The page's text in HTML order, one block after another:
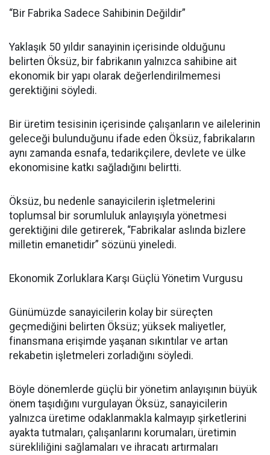
“Bir Fabrika Sadece Sahibinin Değildir”
Yaklaşık 50 yıldır sanayinin içerisinde olduğunu
belirten Öksüz, bir fabrikanın yalnızca sahibine ait
ekonomik bir yapı olarak değerlendirilmemesi
gerektiğini söyledi.
Bir üretim tesisinin içerisinde çalışanların ve ailelerinin
geleceği bulunduğunu ifade eden Öksüz, fabrikaların
aynı zamanda esnafa, tedarikçilere, devlete ve ülke
ekonomisine katkı sağladığını belirtti.
Öksüz, bu nedenle sanayicilerin işletmelerini
toplumsal bir sorumluluk anlayışıyla yönetmesi
gerektiğini dile getirerek, “Fabrikalar aslında bizlere
milletin emanetidir” sözünü yineledi.
Ekonomik Zorluklara Karşı Güçlü Yönetim Vurgusu
Günümüzde sanayicilerin kolay bir süreçten
geçmediğini belirten Öksüz; yüksek maliyetler,
finansmana erişimde yaşanan sıkıntılar ve artan
rekabetin işletmeleri zorladığını söyledi.
Böyle dönemlerde güçlü bir yönetim anlayışının büyük
önem taşıdığını vurgulayan Öksüz, sanayicilerin
yalnızca üretime odaklanmakla kalmayıp şirketlerini
ayakta tutmaları, çalışanlarını korumaları, üretimin
sürekliliğini sağlamaları ve ihracatı artırmaları